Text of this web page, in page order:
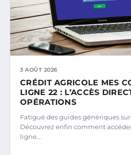
3 AOÛT 2026
CRÉDIT AGRICOLE MES
LIGNE 22 : L’ACCÈS
OPÉRATIONS
Fatigué des guides génériques
Découvrez enfin comment
ligne…